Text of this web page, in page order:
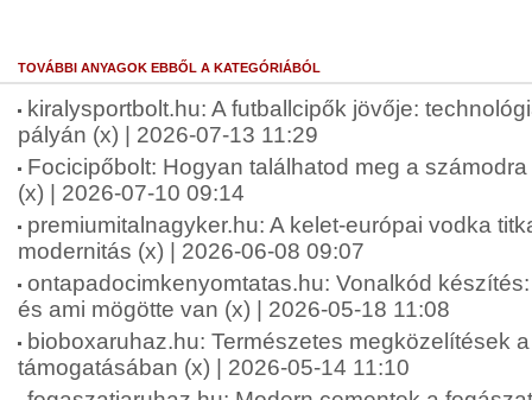
TOVÁBBI ANYAGOK EBBŐL A KATEGÓRIÁBÓL
kiralysportbolt.hu: A futballcipők jövője:
pályán (x) | 2026-07-13 11:29
Focicipőbolt: Hogyan találhatod meg a
(x) | 2026-07-10 09:14
premiumitalnagyker.hu: A kelet-európai vodka
modernitás (x) | 2026-06-08 09:07
ontapadocimkenyomtatas.hu: Vonalkód
és ami mögötte van (x) | 2026-05-18 11:08
bioboxaruhaz.hu: Természetes megközelítések
támogatásában (x) | 2026-05-14 11:10